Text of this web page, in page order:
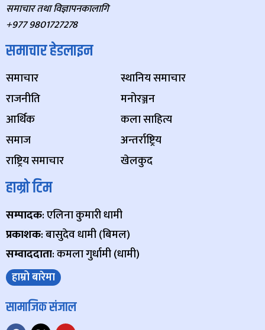
समाचार तथा विज्ञापनकालागि
+977 9801727278
समाचार हेडलाइन
समाचार
राजनीति
आर्थिक
समाज
राष्ट्रिय समाचार
स्थानिय समाचार
मनोरञ्जन
कला साहित्य
अन्तर्राष्ट्रिय
खेलकुद
हाम्रो टिम
सम्पादक: एलिना कुमारी धामी
प्रकाशक: बासुदेव धामी (बिमल)
सम्वाददाता: कमला गुर्धामी (धामी)
हाम्रो बारेमा
सामाजिक संजाल